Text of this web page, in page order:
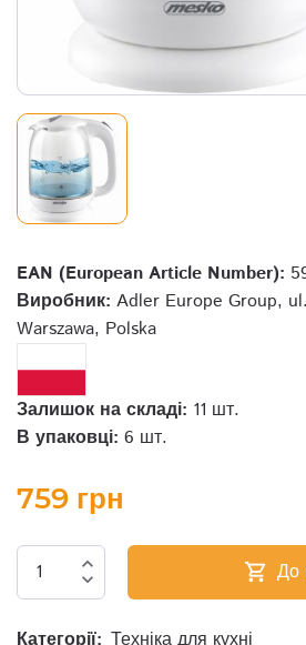
EAN (European Article Number):
Виробник: Adler Europe Group,
Warszawa, Polska
Залишок на складі: 11 шт.
В упаковці: 6 шт.
759 грн
expand_less
expand_more shopping_cart До
Категорії: Техніка для кухні